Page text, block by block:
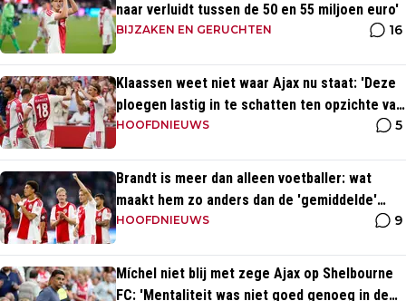
naar verluidt tussen de 50 en 55 miljoen euro'
BIJZAKEN EN GERUCHTEN 16
Klaassen weet niet waar Ajax nu staat: 'Deze
ploegen lastig in te schatten ten opzichte van
Eredivisie'
HOOFDNIEUWS 5
Brandt is meer dan alleen voetballer: wat
maakt hem zo anders dan de 'gemiddelde'
voetballer?
HOOFDNIEUWS 9
Míchel niet blij met zege Ajax op Shelbourne
FC: 'Mentaliteit was niet goed genoeg in de